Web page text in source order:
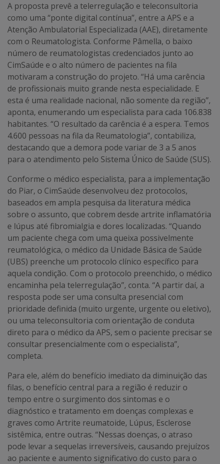
A proposta prevê a telerregulação e teleconsultoria
como uma “ponte digital contínua”, entre a APS e a
Atenção Ambulatorial Especializada (AAE), diretamente
com o Reumatologista. Conforme Pâmella, o baixo
número de reumatologistas credenciados junto ao
CimSaúde e o alto número de pacientes na fila
motivaram a construção do projeto. “Há uma carência
de profissionais muito grande nesta especialidade. E
esta é uma realidade nacional, não somente da região”,
aponta, enumerando um especialista para cada 106.838
habitantes. “O resultado da carência é a espera. Temos
4.600 pessoas na fila da Reumatologia”, contabiliza,
destacando que a demora pode variar de 3 a 5 anos
para o atendimento pelo Sistema Único de Saúde (SUS).
Conforme o médico especialista, para a implementação
do Piar, o CimSaúde desenvolveu dez protocolos,
baseados em ampla pesquisa da literatura médica
sobre o assunto, que cobrem desde artrite inflamatória
e lúpus até fibromialgia e dores localizadas. “Quando
um paciente chega com uma queixa possivelmente
reumatológica, o médico da Unidade Básica de Saúde
(UBS) preenche um protocolo clínico específico para
aquela condição. Com o protocolo preenchido, o médico
encaminha pela telerregulação”, conta. “A partir daí, a
resposta pode ser uma consulta presencial com
prioridade definida (muito urgente, urgente ou eletivo),
ou uma teleconsultoria com orientação de conduta
direto para o médico da APS, sem o paciente precisar se
consultar presencialmente com o especialista”,
completa.
Para ele, além do benefício imediato da diminuição das
filas, o benefício central para a região é reduzir o
tempo entre o surgimento dos sintomas e o
diagnóstico e tratamento em doenças complexas e
graves como Artrite reumatoide, Lúpus, Esclerose
sistêmica, entre outras. “Nessas doenças, o atraso
pode levar a sequelas irreversíveis, causando prejuízos
ao paciente e aumento significativo do custo para o